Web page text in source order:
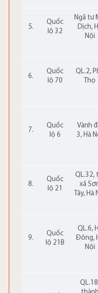
5.
Quốc
lộ 32
Ngã tư
Dịch,
Nội
6.
Quốc
lộ 70
QL.2,
Thọ
7.
Quốc
lộ 6
Vành
3, Hà
8.
Quốc
lộ 21
QL.32,
xã
Tây, Hà
9.
Quốc
lộ 21B
QL.6,
Đông,
Nội